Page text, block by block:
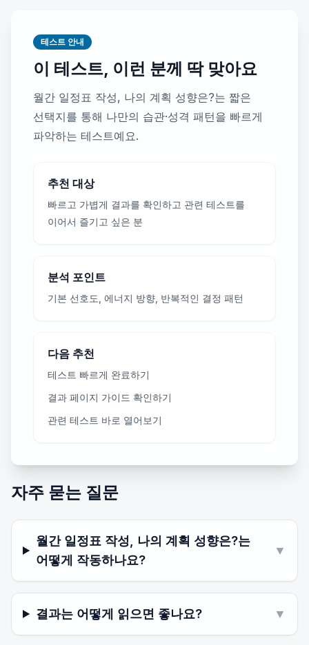
테스트 안내
이 테스트, 이런 분께 딱 맞아요
월간 일정표 작성, 나의 계획 성향은?는 짧은
선택지를 통해 나만의 습관·성격 패턴을 빠르게
파악하는 테스트예요.
추천 대상
빠르고 가볍게 결과를 확인하고 관련 테스트를
이어서 즐기고 싶은 분
분석 포인트
기본 선호도, 에너지 방향, 반복적인 결정 패턴
다음 추천
테스트 빠르게 완료하기
결과 페이지 가이드 확인하기
관련 테스트 바로 열어보기
자주 묻는 질문
월간 일정표 작성, 나의 계획 성향은?는
어떻게 작동하나요?
▼
결과는 어떻게 읽으면 좋나요? ▼